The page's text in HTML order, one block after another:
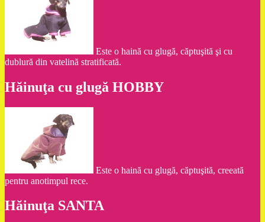
Este o haină cu glugă, căptuşită şi cu
dublură din vatelină stratificată.
Hăinuţa cu glugă HOBBY
Este o haină cu glugă, căptuşită, creeată
pentru anotimpul rece.
Hăinuţa SANTA